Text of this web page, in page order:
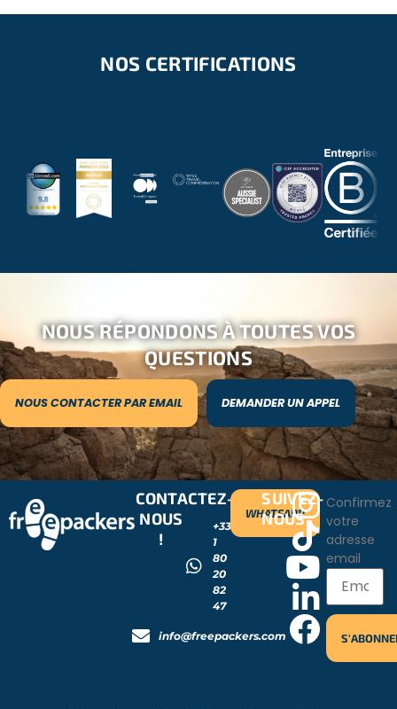
NOS CERTIFICATIONS
NOUS RÉPONDONS À TOUTES VOS
QUESTIONS
NOUS CONTACTER PAR EMAIL DEMANDER UN APPEL
CONTACTEZ-
NOUS
!
+33
1
80
20
82
47
info@freepackers.com
WHATSAPP
SUIVEZ-
NOUS
Confirmez
votre
adresse
email